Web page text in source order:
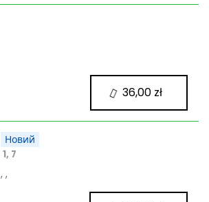
Новий
1, 7
, ,